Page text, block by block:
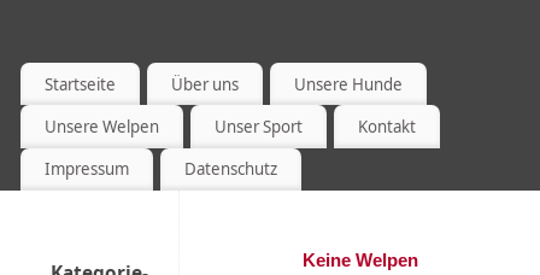
Startseite Über uns
Unsere Hunde
Unsere Welpen
Unser Sport
Kontakt
Impressum
Datenschutz
Keine Welpen